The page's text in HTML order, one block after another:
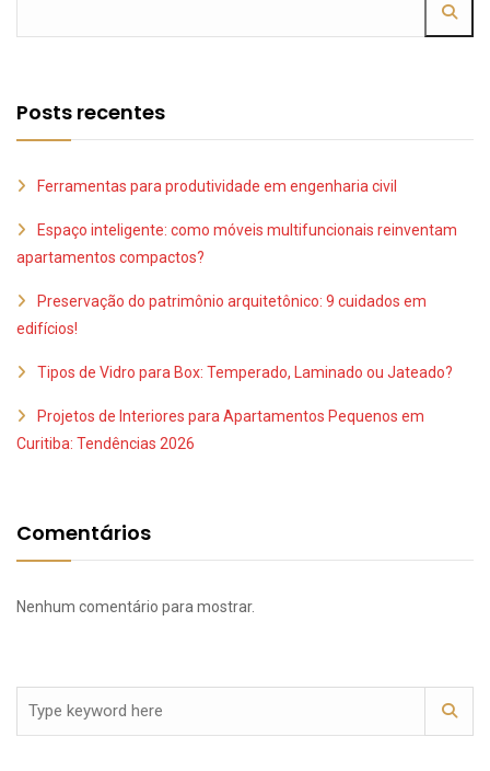
Posts recentes
Ferramentas para produtividade em engenharia civil
Espaço inteligente: como móveis multifuncionais reinventam
apartamentos compactos?
Preservação do patrimônio arquitetônico: 9 cuidados em
edifícios!
Tipos de Vidro para Box: Temperado, Laminado ou Jateado?
Projetos de Interiores para Apartamentos Pequenos em
Curitiba: Tendências 2026
Comentários
Nenhum comentário para mostrar.